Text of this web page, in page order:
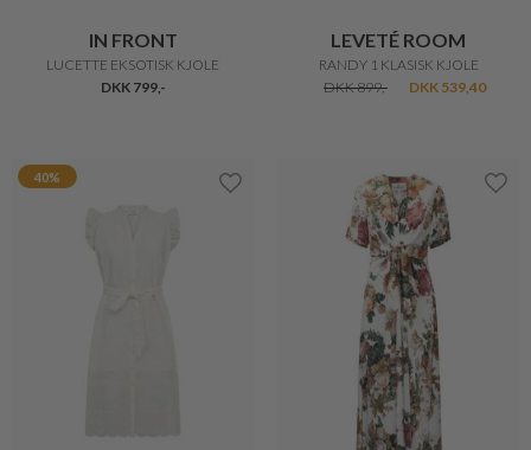
IN FRONT
LUCETTE EKSOTISK KJOLE
DKK 799,-
LEVETÉ ROOM
RANDY 1 KLASISK KJOLE
DKK 899,-
DKK 539,40
40%